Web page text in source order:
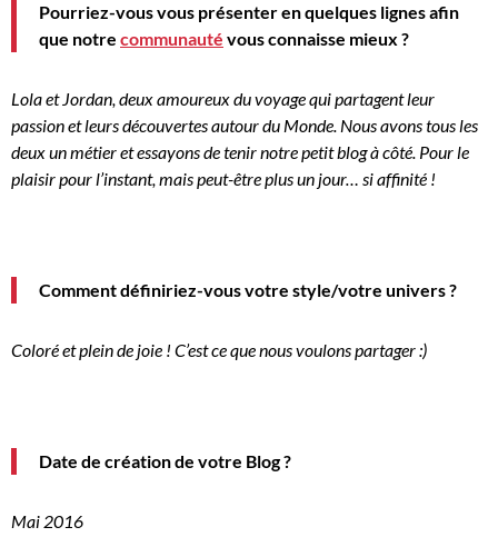
Pourriez-vous vous présenter en quelques lignes afin
que notre communauté vous connaisse mieux ?
Lola et Jordan, deux amoureux du voyage qui partagent leur
passion et leurs découvertes autour du Monde. Nous avons tous les
deux un métier et essayons de tenir notre petit blog à côté. Pour le
plaisir pour l’instant, mais peut-être plus un jour… siaffinité !
Comment définiriez-vous votre style/votre univers ?
Coloré et plein de joie ! C’est ce que nous voulons partager :)
Date de création de votre Blog ?
Mai 2016